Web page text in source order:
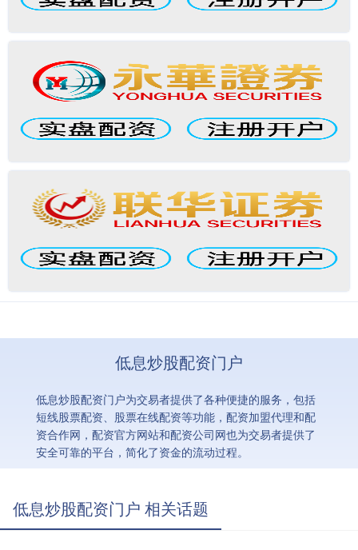
低息炒股配资门户
低息炒股配资门户为交易者提供了各种便捷的服务，包括
短线股票配资、股票在线配资等功能，配资加盟代理和配
资合作网，配资官方网站和配资公司网也为交易者提供了
安全可靠的平台，简化了资金的流动过程。
低息炒股配资门户 相关话题